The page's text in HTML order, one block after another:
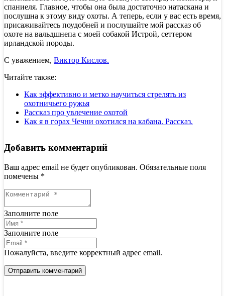
спаниеля. Главное, чтобы она была достаточно натаскана и
послушна к этому виду охоты. А теперь, если у вас есть время,
присаживайтесь поудобней и послушайте мой рассказ об
охоте на вальдшнепа с моей собакой Истрой, сеттером
ирландской породы.
С уважением, Виктор Кислов.
Читайте также:
Как эффективно и метко научиться стрелять из
охотничьего ружья
Рассказ про увлечение охотой
Как я в горах Чечни охотился на кабана. Рассказ.
Добавить комментарий
Ваш адрес email не будет опубликован. Обязательные поля
помечены *
Заполните поле
Заполните поле
Пожалуйста, введите корректный адрес email.
Отправить комментарий